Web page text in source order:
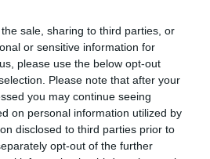
sale, sharing to third parties, or
or sensitive information for
please use the below opt-out
Please note that after your
you may continue seeing
on personal information utilized by
disclosed to third parties prior to
opt-out of the further
την πολυδιάστατη και
του στην ομάδα όλα αυτά τα
της τρέχουσας συνεργασίας
αποτελεί μια άνω τελεία
μαζί του, όπως αντίστοιχα